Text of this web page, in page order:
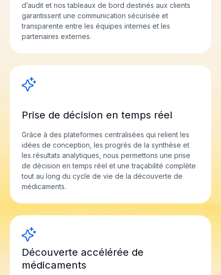
d’audit et nos tableaux de bord destinés aux clients
garantissent une communication sécurisée et
transparente entre les équipes internes et les
partenaires externes.
Prise de décision en temps réel
Grâce à des plateformes centralisées qui relient les
idées de conception, les progrès de la synthèse et
les résultats analytiques, nous permettons une prise
de décision en temps réel et une traçabilité complète
tout au long du cycle de vie de la découverte de
médicaments.
Découverte accélérée de
médicaments